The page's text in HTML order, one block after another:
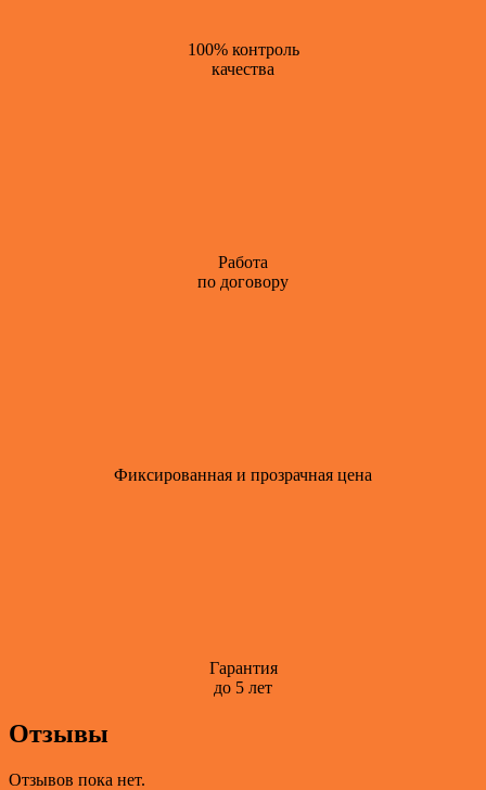
100% контроль
качества
Работа
по договору
Фиксированная и прозрачная цена
Гарантия
до 5 лет
Отзывы
Отзывов пока нет.